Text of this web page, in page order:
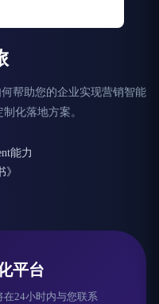
帮助您的企业实现营销智能
化落地方案。
能力
平台
24小时内与您联系